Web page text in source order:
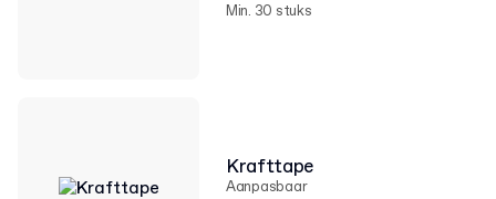
Min. 30 stuks
Krafttape
Aanpasbaar